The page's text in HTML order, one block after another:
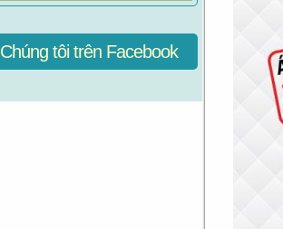
Chúng tôi trên Facebook